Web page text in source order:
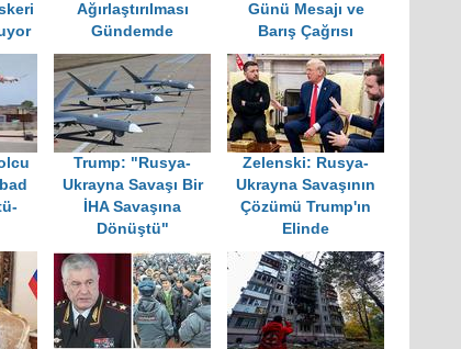
Ağırlaştırılması
Gündemde
Günü Mesajı ve
Barış Çağrısı
Trump: "Rusya-
Ukrayna Savaşı Bir
İHA Savaşına
Dönüştü"
Zelenski: Rusya-
Ukrayna Savaşının
Çözümü Trump'ın
Elinde